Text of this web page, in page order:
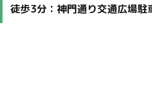
徒歩3分：神門通り交通広場駐